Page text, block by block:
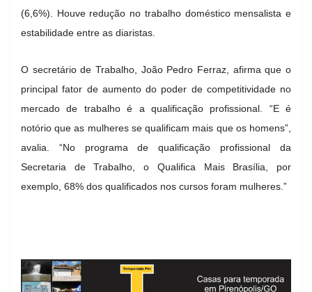
(6,6%). Houve redução no trabalho doméstico mensalista e
estabilidade entre as diaristas.
O secretário de Trabalho, João Pedro Ferraz, afirma que o
principal fator de aumento do poder de competitividade no
mercado de trabalho é a qualificação profissional. “E é
notório que as mulheres se qualificam mais que os homens”,
avalia. “No programa de qualificação profissional da
Secretaria de Trabalho, o Qualifica Mais Brasília, por
exemplo, 68% dos qualificados nos cursos foram mulheres.”